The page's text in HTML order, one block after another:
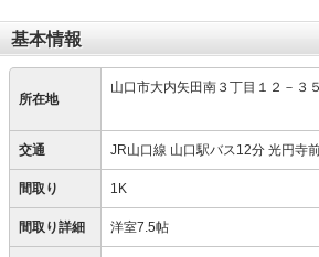
基本情報
所在地
山口市大内矢田南３丁目１２－３５
交通 JR山口線 山口駅バス12分 光円寺
間取り 1K
間取り詳細 洋室7.5帖